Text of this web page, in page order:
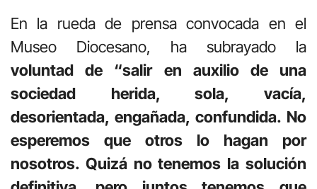
En la rueda de prensa convocada en el
Museo Diocesano, ha subrayado la
voluntad de “salir en auxilio de una
sociedad herida, sola, vacía,
desorientada, engañada, confundida. No
esperemos que otros lo hagan por
nosotros. Quizá no tenemos la solución